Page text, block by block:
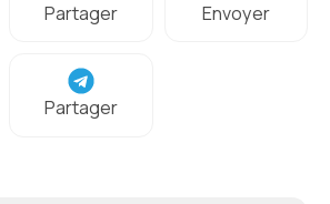
Partager Envoyer
Partager